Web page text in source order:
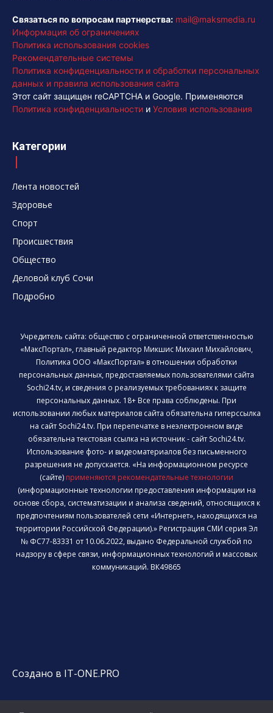
Связаться по вопросам партнерства: mail@maksmedia.ru
Информация об ограничениях
Политика использования cookies
Рекомендательные системы
Политика конфиденциальности и обработки персональных
данных и правила использования сайта
Этот сайт защищен reCAPTCHA и Google. Применяются
Политика конфиденциальности и Условия использования
Категории
Лента новостей
Здоровье
Спорт
Происшествия
Общество
Деловой клуб Сочи
Подробно
Учредитель сайта: общество с ограниченной ответственностью
«МаксПортал», главный редактор Микшис Михаил Михайлович,
Политика ООО «МаксПортал» в отношении обработки
персональных данных, предоставляемых пользователями сайта
Sochi24.tv, и сведения о реализуемых требованиях к защите
персональных данных. 18+ Все права соблюдены. При
использовании любых материалов сайта обязательна гиперссылка
на сайт Sochi24.tv. При перепечатке в неэлектронном виде
обязательна текстовая ссылка на источник - сайт Sochi24.tv.
Использование фото- и видеоматериалов без письменного
разрешения не допускается. «На информационном ресурсе
(сайте) применяются рекомендательные технологии
(информационные технологии предоставления информации на
основе сбора, систематизации и анализа сведений, относящихся к
предпочтениям пользователей сети «Интернет», находящихся на
территории Российской Федерации).» Регистрация СМИ серия Эл
№ ФС77-83331 от 10.06.2022, выдано Федеральной службой по
надзору в сфере связи, информационных технологий и массовых
коммуникаций. ВК49865
Создано в IT-ONE.PRO